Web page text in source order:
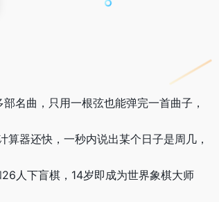
名曲，只用一根弦也能弹完一首曲子，
器还快，一秒内说出某个日子是周几，
人下盲棋，14岁即成为世界象棋大师